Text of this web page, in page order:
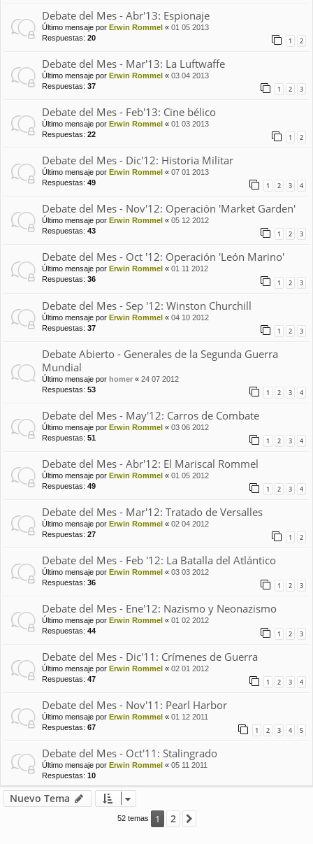
Debate del Mes - Abr'13: Espionaje
Último mensaje por Erwin Rommel « 01 05 2013
Respuestas: 20 1 2
Debate del Mes - Mar'13: La Luftwaffe
Último mensaje por Erwin Rommel « 03 04 2013
Respuestas: 37 1 2 3
Debate del Mes - Feb'13: Cine bélico
Último mensaje por Erwin Rommel « 01 03 2013
Respuestas: 22 1 2
Debate del Mes - Dic'12: Historia Militar
Último mensaje por Erwin Rommel « 07 01 2013
Respuestas: 49 1 2 3 4
Debate del Mes - Nov'12: Operación 'Market Garden'
Último mensaje por Erwin Rommel « 05 12 2012
Respuestas: 43 1 2 3
Debate del Mes - Oct '12: Operación 'León Marino'
Último mensaje por Erwin Rommel « 01 11 2012
Respuestas: 36 1 2 3
Debate del Mes - Sep '12: Winston Churchill
Último mensaje por Erwin Rommel « 04 10 2012
Respuestas: 37 1 2 3
Debate Abierto - Generales de la Segunda Guerra
Mundial
Último mensaje por homer « 24 07 2012
Respuestas: 53 1 2 3 4
Debate del Mes - May'12: Carros de Combate
Último mensaje por Erwin Rommel « 03 06 2012
Respuestas: 51 1 2 3 4
Debate del Mes - Abr'12: El Mariscal Rommel
Último mensaje por Erwin Rommel « 01 05 2012
Respuestas: 49 1 2 3 4
Debate del Mes - Mar'12: Tratado de Versalles
Último mensaje por Erwin Rommel « 02 04 2012
Respuestas: 27 1 2
Debate del Mes - Feb '12: La Batalla del Atlántico
Último mensaje por Erwin Rommel « 03 03 2012
Respuestas: 36 1 2 3
Debate del Mes - Ene'12: Nazismo y Neonazismo
Último mensaje por Erwin Rommel « 01 02 2012
Respuestas: 44 1 2 3
Debate del Mes - Dic'11: Crímenes de Guerra
Último mensaje por Erwin Rommel « 02 01 2012
Respuestas: 47 1 2 3 4
Debate del Mes - Nov'11: Pearl Harbor
Último mensaje por Erwin Rommel « 01 12 2011
Respuestas: 67 1 2 3 4 5
Debate del Mes - Oct'11: Stalingrado
Último mensaje por Erwin Rommel « 05 11 2011
Respuestas: 10
Nuevo Tema
52 temas 1 2